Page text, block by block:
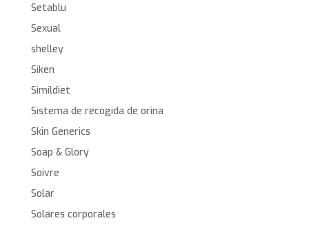
Setablu
Sexual
shelley
Siken
Simildiet
Sistema de recogida de orina
Skin Generics
Soap & Glory
Soivre
Solar
Solares corporales